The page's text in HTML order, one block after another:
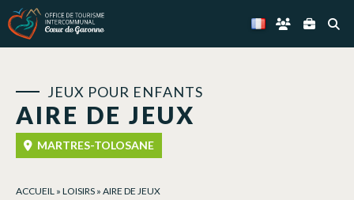
AIRE DE JEUX
JEUX POUR ENFANTS
MARTRES-TOLOSANE
ACCUEIL » LOISIRS » AIRE DE JEUX
Panneau de gestion des cookies